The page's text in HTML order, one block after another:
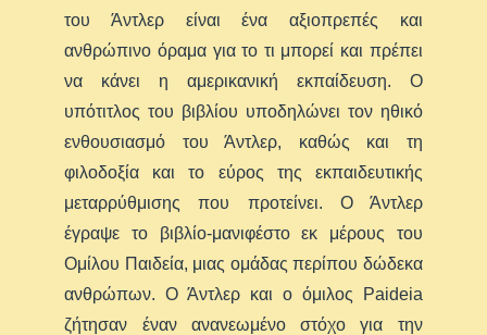
του Άντλερ είναι ένα αξιοπρεπές και
ανθρώπινο όραμα για το τι μπορεί και πρέπει
να κάνει η αμερικανική εκπαίδευση. Ο
υπότιτλος του βιβλίου υποδηλώνει τον ηθικό
ενθουσιασμό του Άντλερ, καθώς και τη
φιλοδοξία και το εύρος της εκπαιδευτικής
μεταρρύθμισης που προτείνει. Ο Άντλερ
έγραψε το βιβλίο-μανιφέστο εκ μέρους του
Ομίλου Παιδεία, μιας ομάδας περίπου δώδεκα
ανθρώπων. Ο Άντλερ και ο όμιλος Paideia
ζήτησαν έναν ανανεωμένο στόχο για την